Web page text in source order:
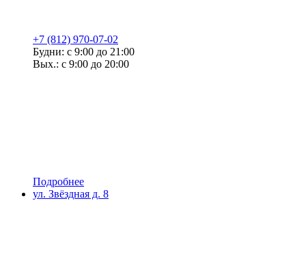
+7 (812) 970-07-02
Будни: с 9:00 до 21:00
Вых.: с 9:00 до 20:00
Подробнее
ул. Звёздная д. 8